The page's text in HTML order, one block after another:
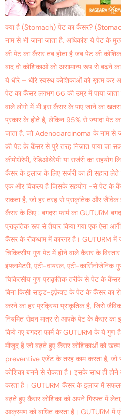
क्या है (Stomach) पेट का कैंसर?
नाम से भी जाना जाता है, अधिकांश ये पेट के
की पेट का कैंसर तब होता है जब पेट की
बाद वो कोशिकाओं को असामान्य रूप से बढ़ने
ये धीरे – धीरे स्वस्थ कोशिकाओं को ख़त्म कर
पेट का कैंसर लगभग 66 की उम्र में पाया
वाले लोगो में भी इस कैंसर के पाए जाने का
प्रकार के होते है, लेकिन 95% से ज्यादा पेट
जाता है, जो Adenocarcinoma के नाम से
की पेट के कैंसर से पुरे तरह निजात पाया जा
कीमोथेरेपी, रेडिओथेरेपी या सर्जरी का सहयोग
कैंसर के इलाज के लिए सर्जरी का ही सहारा
एक और विकल्प है जिसके सहयोग -से पेट के
सकता है, जो हर तरह से प्राकृतिक और
कैंसर के लिए : बगदरा फार्म का GUTURM
प्राकृतिक रूप से तैयार किया गया एक ऐसा
कैंसर के रोकथाम में कारगर है। GUTURM में
चिकित्सीय गुण पेट में होने वाले कैंसर के
इंफ्लामेटरी, एंटी-वायरल, एंटी-
चिकित्सीय गुण प्राकृतिक तरीके से पेट के
बिना किसी साइड-इफ़ेक्ट के पेट के कैंसर का
करने का हर प्रक्रिया प्राकृतिक है, जिसे
नियमित सेवन मात्र से आपके पेट के कैंसर का
किये गए बगदरा फार्म के GUTURM के ये गुण
मौजूद है जो बढ़ते हुए कैंसर कोशिकाओं को
preventive एजेंट के तरह काम करता है, जो
कोशिका बनने से रोकता है। इसके साथ ही
करता है। GUTURM कैंसर के इलाज में
बढ़ते हुए कैंसर कोशिका को अपने गिरफ्त में
आक्रमण को बाधित करता है। GUTURM में